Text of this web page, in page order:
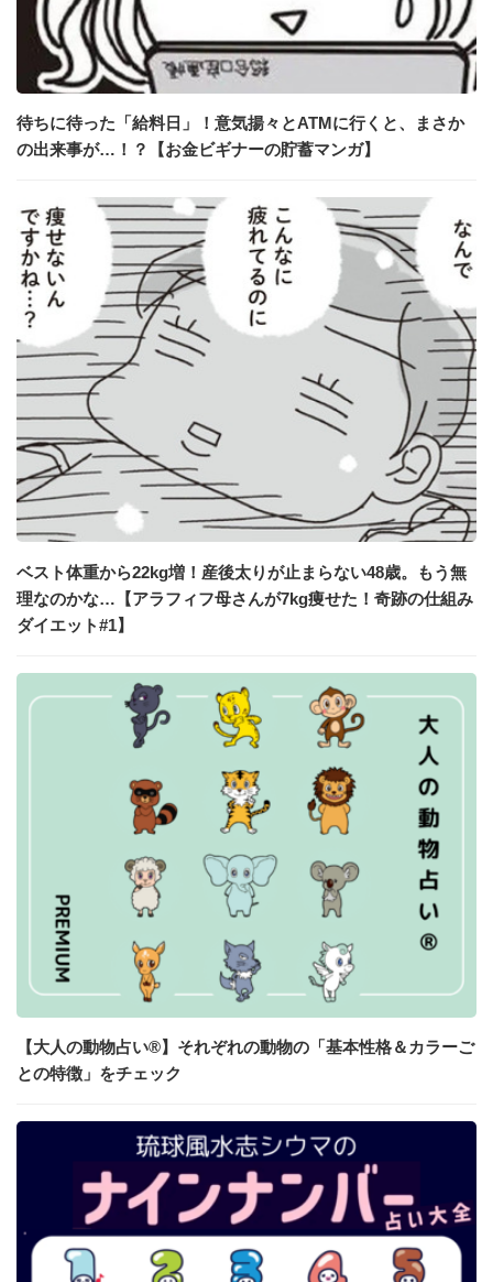
待ちに待った「給料日」！意気揚々とATMに行くと、まさか
の出来事が…！？【お金ビギナーの貯蓄マンガ】
ベスト体重から22kg増！産後太りが止まらない48歳。もう無
理なのかな…【アラフィフ母さんが7kg痩せた！奇跡の仕組み
ダイエット#1】
【大人の動物占い®】それぞれの動物の「基本性格＆カラーご
との特徴」をチェック